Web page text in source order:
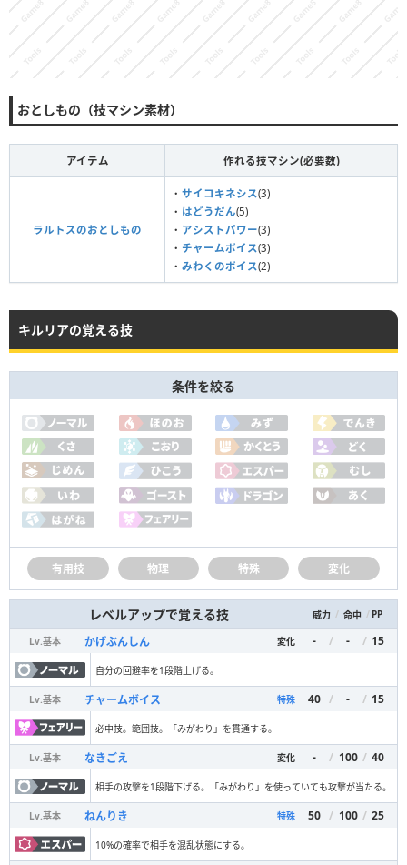
おとしもの（技マシン素材）
アイテム 作れる技マシン(必要数)
ラルトスのおとしもの
・ サイコキネシス(3)
・ はどうだん(5)
・ アシストパワー(3)
・ チャームボイス(3)
・ みわくのボイス(2)
キルリアの覚える技
条件を絞る
有用技 物理 特殊 変化
レベルアップで覚える技 威力 / 命中 / PP
Lv.基本 かげぶんしん 変化 - / - / 15
自分の回避率を1段階上げる。
Lv.基本 チャームボイス 特殊 40 / - / 15
必中技。範囲技。「みがわり」を貫通する。
Lv.基本 なきごえ 変化 - / 100 / 40
相手の攻撃を1段階下げる。「みがわり」を使っていても攻撃が当たる。
Lv.基本 ねんりき 特殊 50 / 100 / 25
10%の確率で相手を混乱状態にする。